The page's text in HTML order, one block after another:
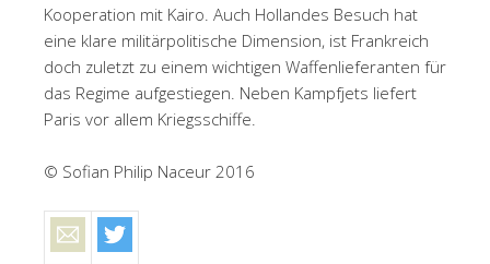
Kooperation mit Kairo. Auch Hollandes Besuch hat
eine klare militärpolitische Dimension, ist Frankreich
doch zuletzt zu einem wichtigen Waffenlieferanten für
das Regime aufgestiegen. Neben Kampfjets liefert
Paris vor allem Kriegsschiffe.
© Sofian Philip Naceur 2016